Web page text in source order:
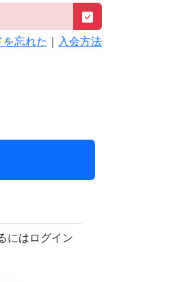
忘れた ｜ 入会方法
にはログイン